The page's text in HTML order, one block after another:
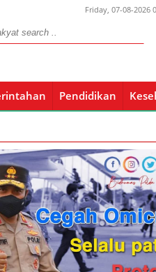
Friday, 07-08-2026
Waktu Bantu Warga
Pendidikan
Kesehatan